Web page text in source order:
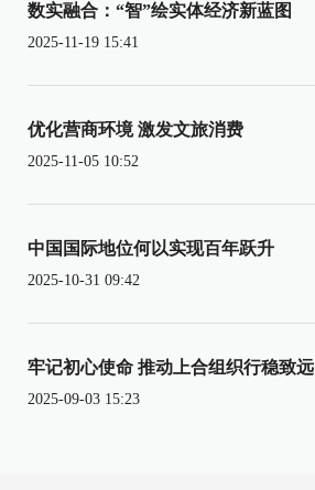
数实融合：“智”绘实体经济新蓝图
2025-11-19 15:41
优化营商环境 激发文旅消费
2025-11-05 10:52
中国国际地位何以实现百年跃升
2025-10-31 09:42
牢记初心使命 推动上合组织行稳致远
2025-09-03 15:23